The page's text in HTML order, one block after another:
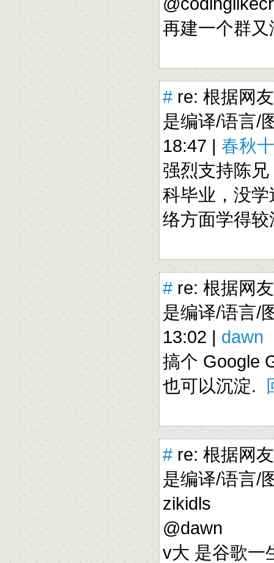
再建一个群
# re: 根据网
是编译/语言/
18:47 | 春秋
强烈支持陈
科毕业，没
络方面学得
# re: 根据网
是编译/语言/
13:02 | dawn
搞个 Google
也可以沉淀.
# re: 根据网
是编译/语言/
zikidls
@dawn
v大 是谷歌